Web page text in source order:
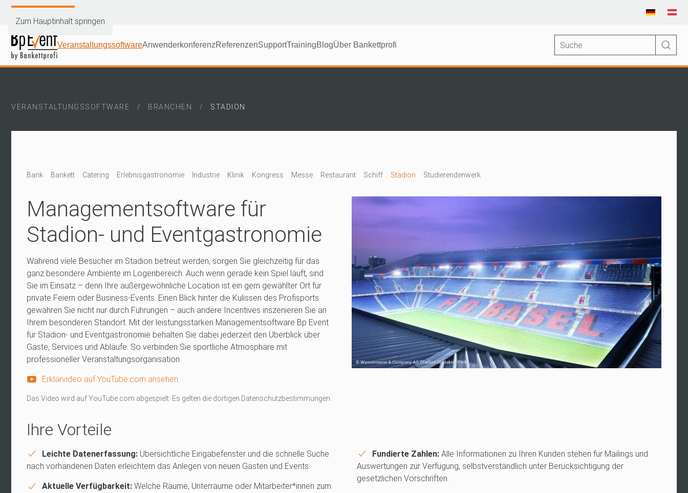
Zum Hauptinhalt springen
VeranstaltungssoftwareAnwenderkonferenzReferenzenSupportTrainingBlogÜber Bankettprofi
VERANSTALTUNGSSOFTWARE BRANCHEN STADION
Bank Bankett Catering Erlebnisgastronomie Industrie Klinik Kongress Messe Restaurant Schiff Stadion Studierendenwerk
Managementsoftware für
Stadion- und Eventgastronomie
Während viele Besucher im Stadion betreut werden, sorgen Sie gleichzeitig für das
ganz besondere Ambiente im Logenbereich. Auch wenn gerade kein Spiel läuft, sind
Sie im Einsatz – denn Ihre außergewöhnliche Location ist ein gern gewählter Ort für
private Feiern oder Business-Events. Einen Blick hinter die Kulissen des Profisports
gewähren Sie nicht nur durch Führungen – auch andere Incentives inszenieren Sie an
Ihrem besonderen Standort. Mit der leistungsstarken Managementsoftware Bp Event
für Stadion- und Eventgastronomie behalten Sie dabei jederzeit den Überblick über
Gäste, Services und Abläufe. So verbinden Sie sportliche Atmosphäre mit
professioneller Veranstaltungsorganisation.
Erklärvideo auf YouTube.com ansehen
Das Video wird auf YouTube.com abgespielt. Es gelten die dortigen Datenschutzbestimmungen.
Ihre Vorteile
Leichte Datenerfassung: Übersichtliche Eingabefenster und die schnelle Suche
nach vorhandenen Daten erleichtern das Anlegen von neuen Gästen und Events.
Aktuelle Verfügbarkeit: Welche Räume, Unterräume oder Mitarbeiter*innen zum
Fundierte Zahlen: Alle Informationen zu Ihren Kunden stehen für Mailings und
Auswertungen zur Verfügung, selbstverständlich unter Berücksichtigung der
gesetzlichen Vorschriften.